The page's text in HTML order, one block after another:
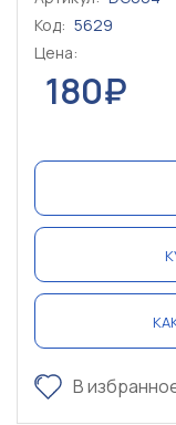
Код: 5629
Цена:
180₽
В